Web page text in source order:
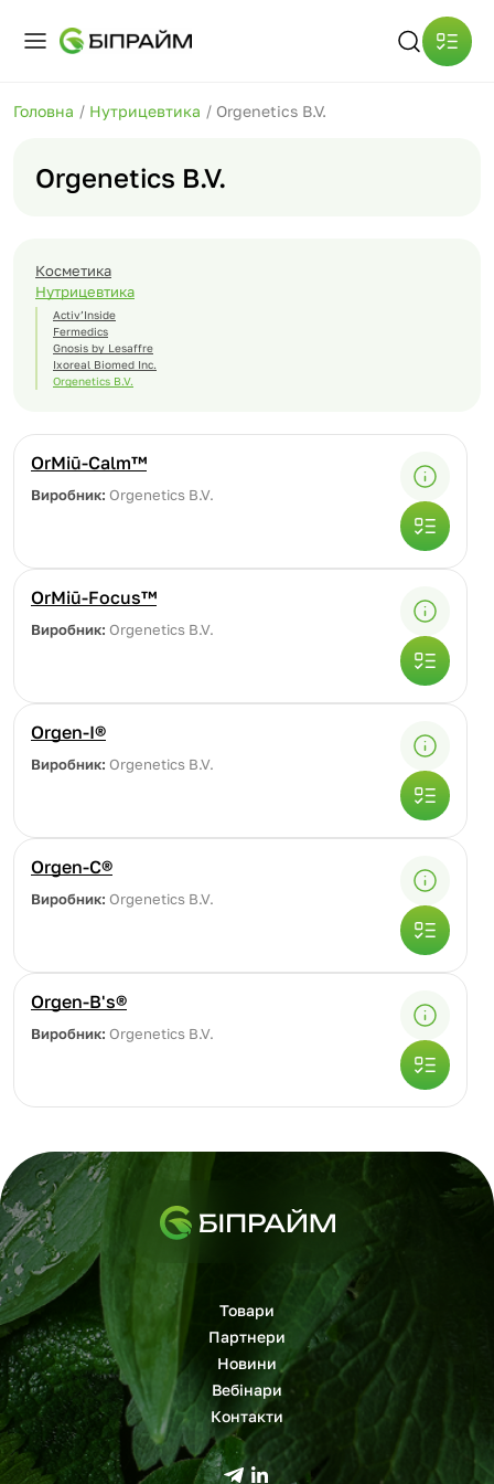
Головна / Нутрицевтика / Orgenetics B.V.
Orgenetics B.V.
Косметика
Нутрицевтика
Activ’Inside
Fermedics
Gnosis by Lesaffre
Ixoreal Biomed Inc.
Orgenetics B.V.
OrMiū-Calm™
Виробник: Orgenetics B.V.
OrMiū-Focus™
Виробник: Orgenetics B.V.
Orgen-I®
Виробник: Orgenetics B.V.
Orgen-C®
Виробник: Orgenetics B.V.
Orgen-B's®
Виробник: Orgenetics B.V.
Товари
Партнери
Новини
Вебінари
Контакти